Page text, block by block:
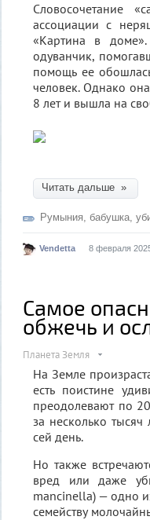
Словосочетание
ассоциации с
«Картина в
одуванчик,
помощь ее
человек. Однако
8 лет и вышла на
Читать дальше »
Румыния, бабушка,
Vendetta 8 февраля
Самое
обжечь и
Планета Земля
На Земле
есть поистине
преодолевают по
за несколько
сей день.
Но также
вред или даже
mancinella) — одно
семейству